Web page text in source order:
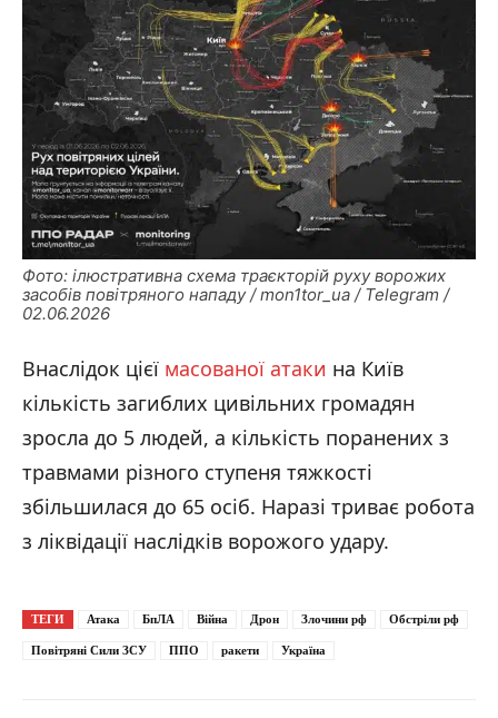
Фото: ілюстративна схема траєкторій руху ворожих
засобів повітряного нападу / mon1tor_ua / Telegram /
02.06.2026
Внаслідок цієї масованої атаки на Київ
кількість загиблих цивільних громадян
зросла до 5 людей, а кількість поранених з
травмами різного ступеня тяжкості
збільшилася до 65 осіб. Наразі триває робота
з ліквідації наслідків ворожого удару.
ТЕГИ Атака БпЛА Війна Дрон Злочини рф Обстріли рф
Повітряні Сили ЗСУ ППО ракети Україна